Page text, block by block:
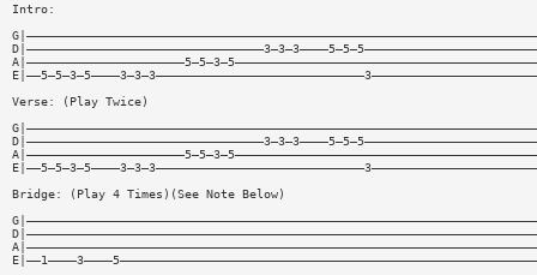
Intro:
Verse: (Play Twice)
Bridge: (Play 4 Times)(See Note Below)